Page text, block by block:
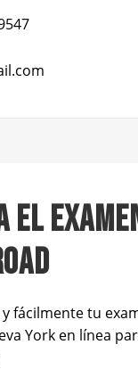
EL
fácilmente tu
York en línea